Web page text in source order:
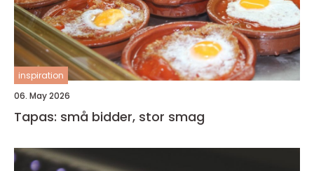
inspiration
06. May 2026
Tapas: små bidder, stor smag